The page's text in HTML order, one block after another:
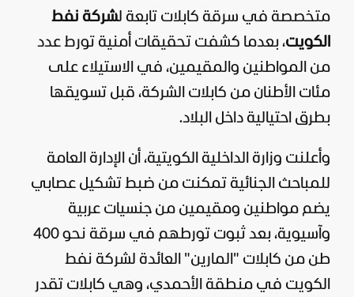
متخصصة في سرقة كابلات تابعة لشركة نفط
الكويت، بعدما كشفت تحقيقات أمنية تورط عدد
من المواطنين والمقيمين، في الاستيلاء على
مئات الأطنان من كابلات الشركة، قبل تسويقها
بطرق احتيالية داخل البلاد.
وأعلنت وزارة الداخلية الكويتية، أن الإدارة العامة
للمباحث الجنائية تمكنت من ضبط تشكيل عصابي
يضم مواطنين ومقيمين من جنسيات عربية
وآسيوية، بعد ثبوت تورطهم في سرقة نحو 400
طن من كابلات "المارين" العائدة لشركة نفط
الكويت في منطقة الأحمدي، وهي كابلات تقدر